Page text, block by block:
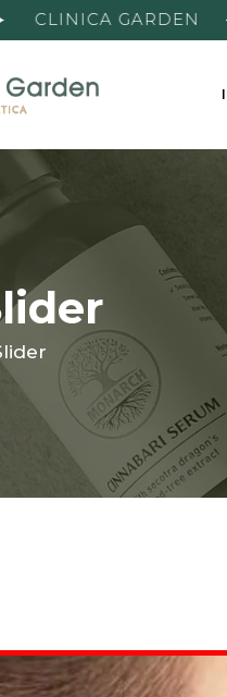
CLINICA GARDEN
FACIAL